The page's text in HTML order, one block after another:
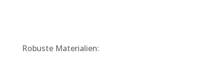
Robuste Materialien: